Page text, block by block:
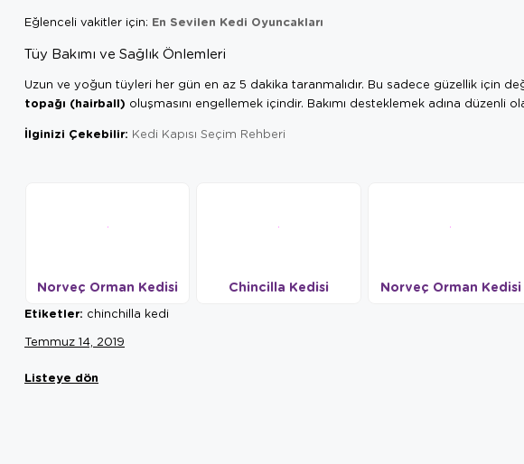
Eğlenceli vakitler için: En Sevilen Kedi Oyuncakları
Tüy Bakımı ve Sağlık Önlemleri
Uzun ve yoğun tüyleri her gün en az 5 dakika taranmalıdır. Bu sadece güzellik için
topağı (hairball) oluşmasını engellemek içindir. Bakımı desteklemek adına düzenli
İlginizi Çekebilir: Kedi Kapısı Seçim Rehberi
Norveç Orman Kedisi Chincilla Kedisi Norveç Orman Kedisi
Etiketler: chinchilla kedi
Temmuz 14, 2019
Listeye dön